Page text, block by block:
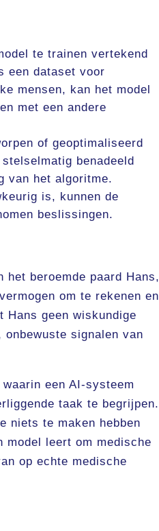
te trainen vertekend
een dataset voor
mensen, kan het model
met een andere
of geoptimaliseerd
benadeeld
van het algoritme.
is, kunnen de
beslissingen.
beroemde paard Hans,
om te rekenen en
Hans geen wiskundige
signalen van
een AI-systeem
taak te begrijpen.
niets te maken hebben
model leert om medische
op echte medische